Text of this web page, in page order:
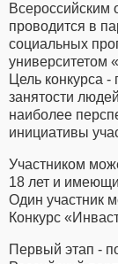
проводится в
социальных
университетом
Цель конкурса
занятости
наиболее
инициативы
Участником
18 лет и
Один участник
Конкурс
Первый этап -